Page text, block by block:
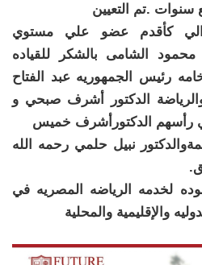
سنوات .تم التعيين
كأقدم عضو علي مستوي
محمود الشامى بالشكر للقياده
رئيس الجمهوريه عبد الفتاح
الدكتور أشرف صبحي و
رأسهم الدكتورأشرف خميس
نبيل حلمي رحمه الله
لخدمه الرياضه المصريه في
والإقليمية والمحلية